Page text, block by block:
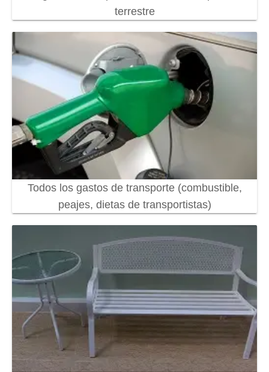
terrestre
Todos los gastos de transporte (combustible,
peajes, dietas de transportistas)